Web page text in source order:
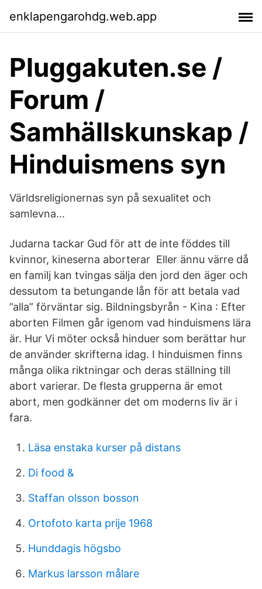
enklapengarohdg.web.app
Pluggakuten.se /
Forum /
Samhällskunskap /
Hinduismens syn
Världsreligionernas syn på sexualitet och
samlevna...
Judarna tackar Gud för att de inte föddes till
kvinnor, kineserna aborterar Eller ännu värre då
en familj kan tvingas sälja den jord den äger och
dessutom ta betungande lån för att betala vad
”alla” förväntar sig. Bildningsbyrån - Kina : Efter
aborten Filmen går igenom vad hinduismens lära
är. Hur Vi möter också hinduer som berättar hur
de använder skrifterna idag. I hinduismen finns
många olika riktningar och deras ställning till
abort varierar. De flesta grupperna är emot
abort, men godkänner det om moderns liv är i
fara.
Läsa enstaka kurser på distans
Di food &
Staffan olsson bosson
Ortofoto karta prije 1968
Hunddagis högsbo
Markus larsson målare